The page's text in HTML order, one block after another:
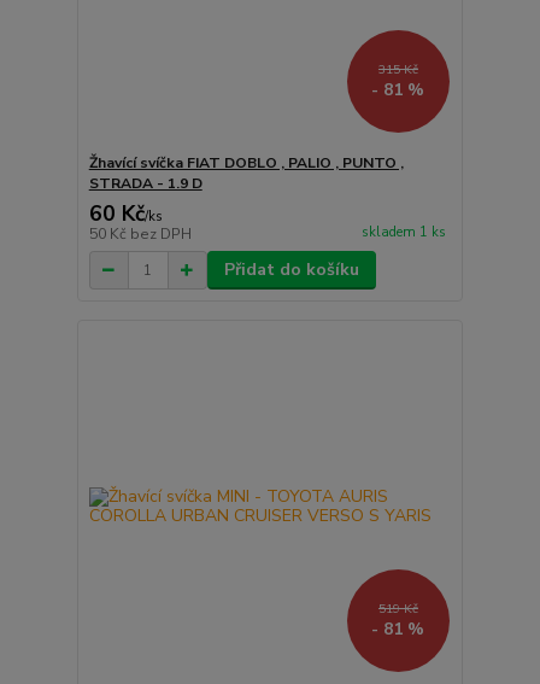
315 Kč
- 81 %
Žhavící svíčka FIAT DOBLO , PALIO , PUNTO ,
STRADA - 1.9 D
60 Kč/ks
50 Kč bez DPH skladem 1 ks
Přidat do košíku
519 Kč
- 81 %